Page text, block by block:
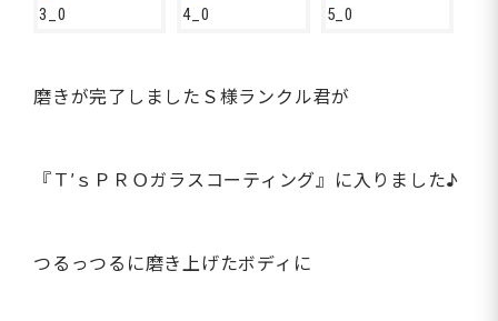
磨きが完了しましたＳ様ランクル君が
『Ｔ’ｓＰＲＯガラスコーティング』に入りました♪
つるっつるに磨き上げたボディに